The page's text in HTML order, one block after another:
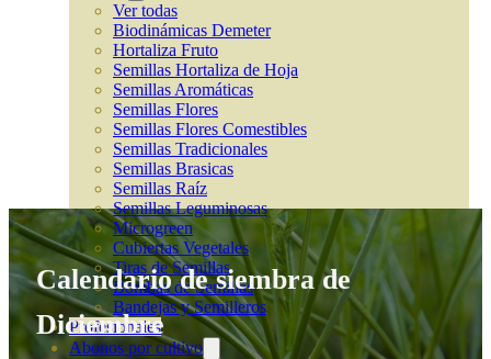
Ver todas
Biodinámicas Demeter
Hortaliza Fruto
Semillas Hortaliza de Hoja
Semillas Aromáticas
Semillas Flores
Semillas Flores Comestibles
Semillas Tradicionales
Semillas Brasicas
Semillas Raíz
Semillas Leguminosas
Microgreen
Cubiertas Vegetales
Tiras de Semillas
Bombas de Semillas
Bandejas y Semilleros
Profesionales
Abonos por cultivo
Calendario de siembra de
Diciembre